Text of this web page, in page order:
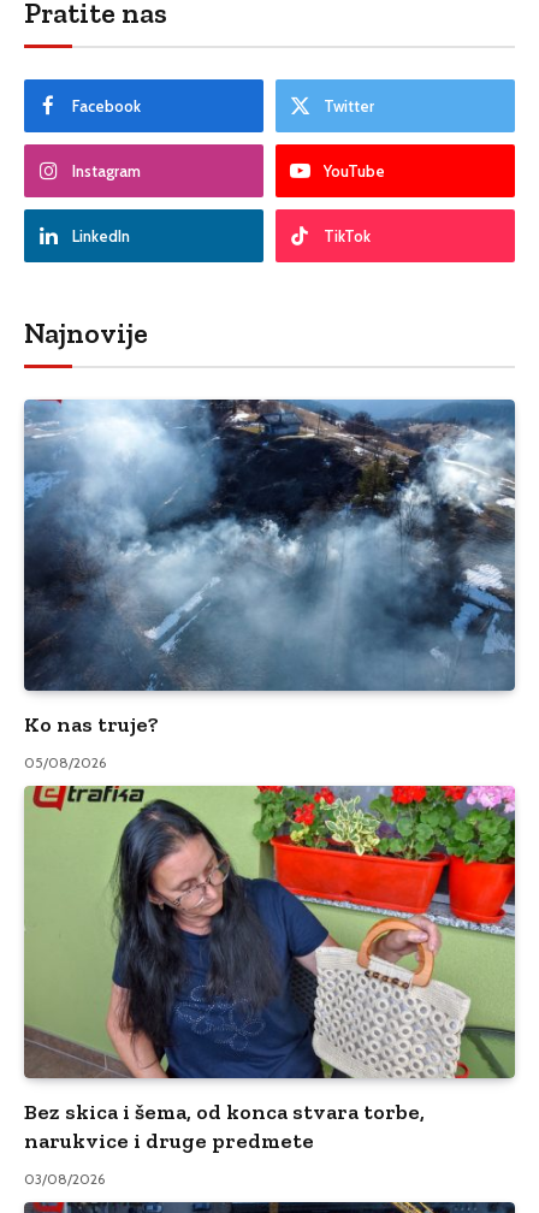
Pratite nas
Facebook Twitter
Instagram YouTube
LinkedIn TikTok
Najnovije
Ko nas truje?
05/08/2026
Bez skica i šema, od konca stvara torbe,
narukvice i druge predmete
03/08/2026